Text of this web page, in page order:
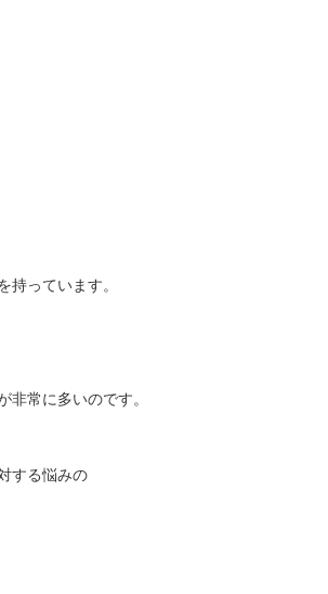
持っています。
常に多いのです。
する悩みの